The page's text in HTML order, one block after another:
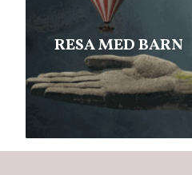
RESA MED BARN